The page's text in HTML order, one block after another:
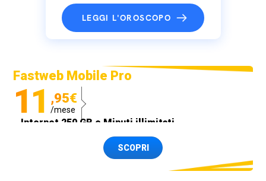
LEGGI L'OROSCOPO
Fastweb Mobile Pro
11 ,95€
/mese
Internet 250 GB e Minuti illimitati
Spedizione SIM GRATISSCOPRI